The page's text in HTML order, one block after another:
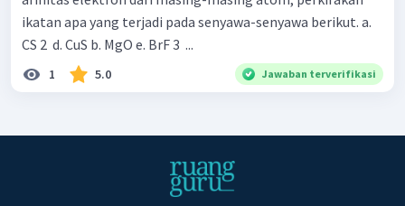
ikatan apa yang terjadi pada senyawa-senyawa berikut. a.
CS 2 ​ d. CuS b. MgO e. BrF 3 ​ ...
1 5.0 Jawaban terverifikasi